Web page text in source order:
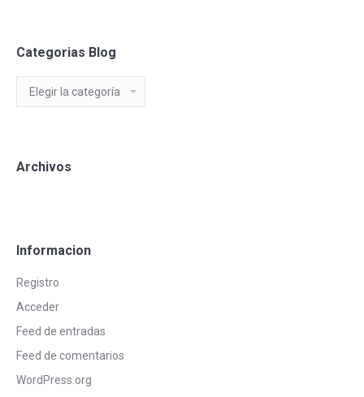
Categorias Blog
Blog
Archivos
Informacion
Registro
Acceder
Feed de entradas
Feed de comentarios
WordPress.org